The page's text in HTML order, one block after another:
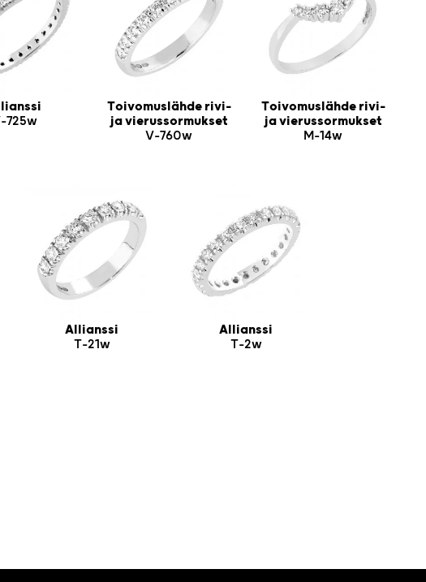
725w
Toivomuslähde rivi-
ja vierussormukset
V-760w
Toivomuslähde rivi-
ja vierussormukset
M-14w
Allianssi
T-21w
Allianssi
T-2w